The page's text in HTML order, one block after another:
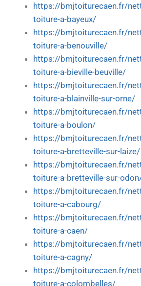
https://bmjtoiturecaen.fr/
toiture-a-bayeux/
https://bmjtoiturecaen.fr/
toiture-a-benouville/
https://bmjtoiturecaen.fr/
toiture-a-bieville-beuville/
https://bmjtoiturecaen.fr/
toiture-a-blainville-sur-orne/
https://bmjtoiturecaen.fr/
toiture-a-boulon/
https://bmjtoiturecaen.fr/
toiture-a-bretteville-sur-laize/
https://bmjtoiturecaen.fr/
toiture-a-bretteville-sur-
https://bmjtoiturecaen.fr/
toiture-a-cabourg/
https://bmjtoiturecaen.fr/
toiture-a-caen/
https://bmjtoiturecaen.fr/
toiture-a-cagny/
https://bmjtoiturecaen.fr/
toiture-a-colombelles/